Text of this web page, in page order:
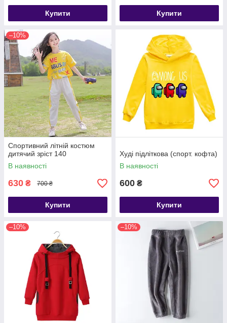
Купити Купити
–10%
Спортивний літній костюм
дитячий зріст 140
В наявності
630 ₴ 700 ₴
Купити
Худі підліткова (спорт. кофта)
В наявності
600 ₴
Купити
–10% –10%